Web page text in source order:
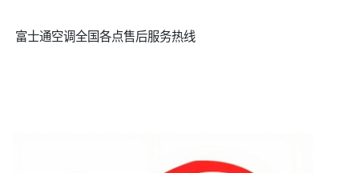
富士通空调全国各点售后服务热线